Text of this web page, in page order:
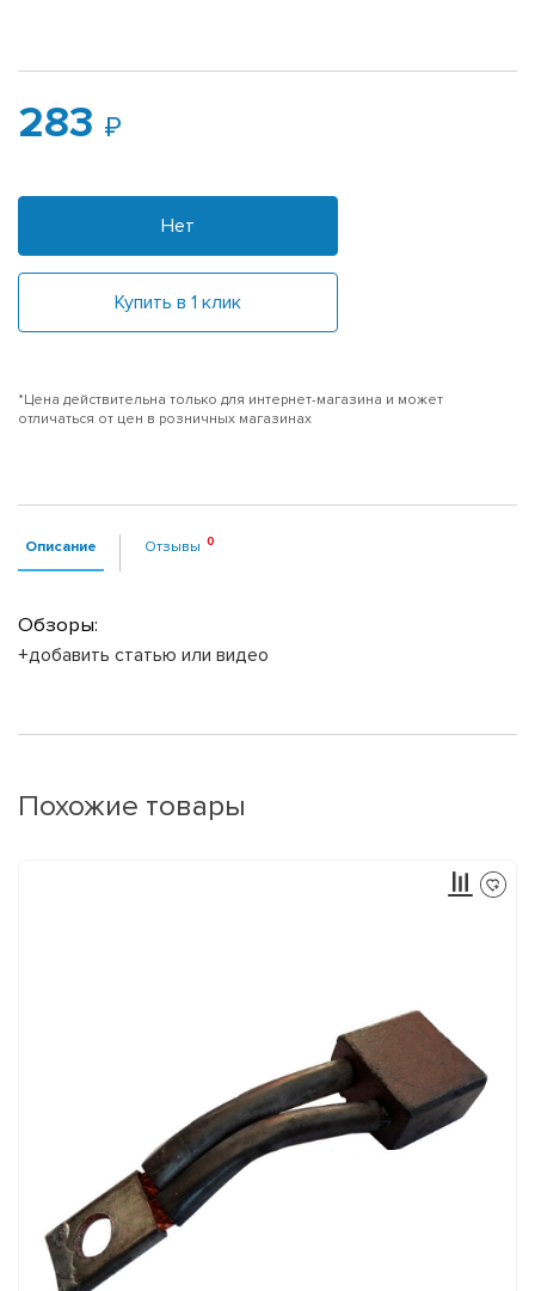
283
Нет
Купить в 1 клик
*Цена действительна только для интернет-магазина и может
отличаться от цен в розничных магазинах
Описание Отзывы
Обзоры:
+добавить статью или видео
Похожие товары